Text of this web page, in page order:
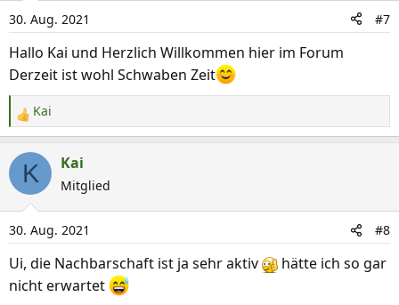
i
o
n
n
30. Aug. 2021 #7
Hallo Kai und Herzlich Willkommen hier im Forum
Derzeit ist wohl Schwaben Zeit
R
e
a
t
i
o
n
n
Kai
K Kai
Mitglied
30. Aug. 2021 #8
Ui, die Nachbarschaft ist ja sehr aktiv
hätte ich so gar
nicht erwartet